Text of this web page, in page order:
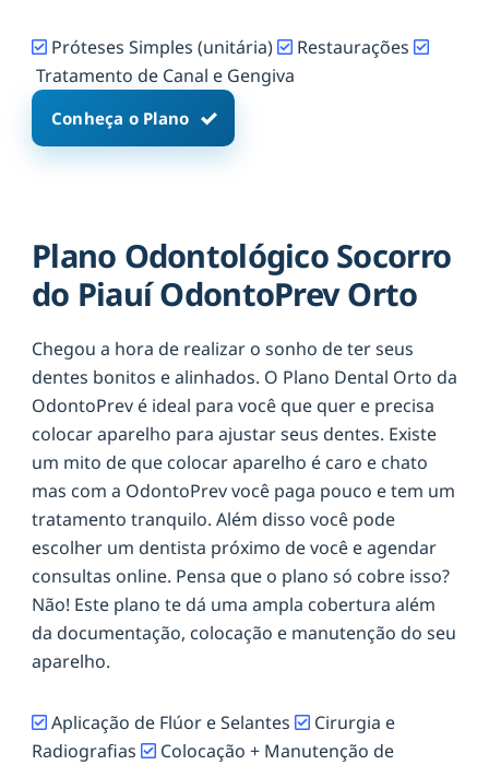
Próteses Simples (unitária)
Restaurações
Tratamento de Canal e Gengiva
Conheça o Plano
Plano Odontológico Socorro
do Piauí OdontoPrev Orto
Chegou a hora de realizar o sonho de ter seus
dentes bonitos e alinhados. O Plano Dental Orto da
OdontoPrev é ideal para você que quer e precisa
colocar aparelho para ajustar seus dentes. Existe
um mito de que colocar aparelho é caro e chato
mas com a OdontoPrev você paga pouco e tem um
tratamento tranquilo. Além disso você pode
escolher um dentista próximo de você e agendar
consultas online. Pensa que o plano só cobre isso?
Não! Este plano te dá uma ampla cobertura além
da documentação, colocação e manutenção do seu
aparelho.
Aplicação de Flúor e Selantes
Cirurgia e
Radiografias
Colocação + Manutenção de